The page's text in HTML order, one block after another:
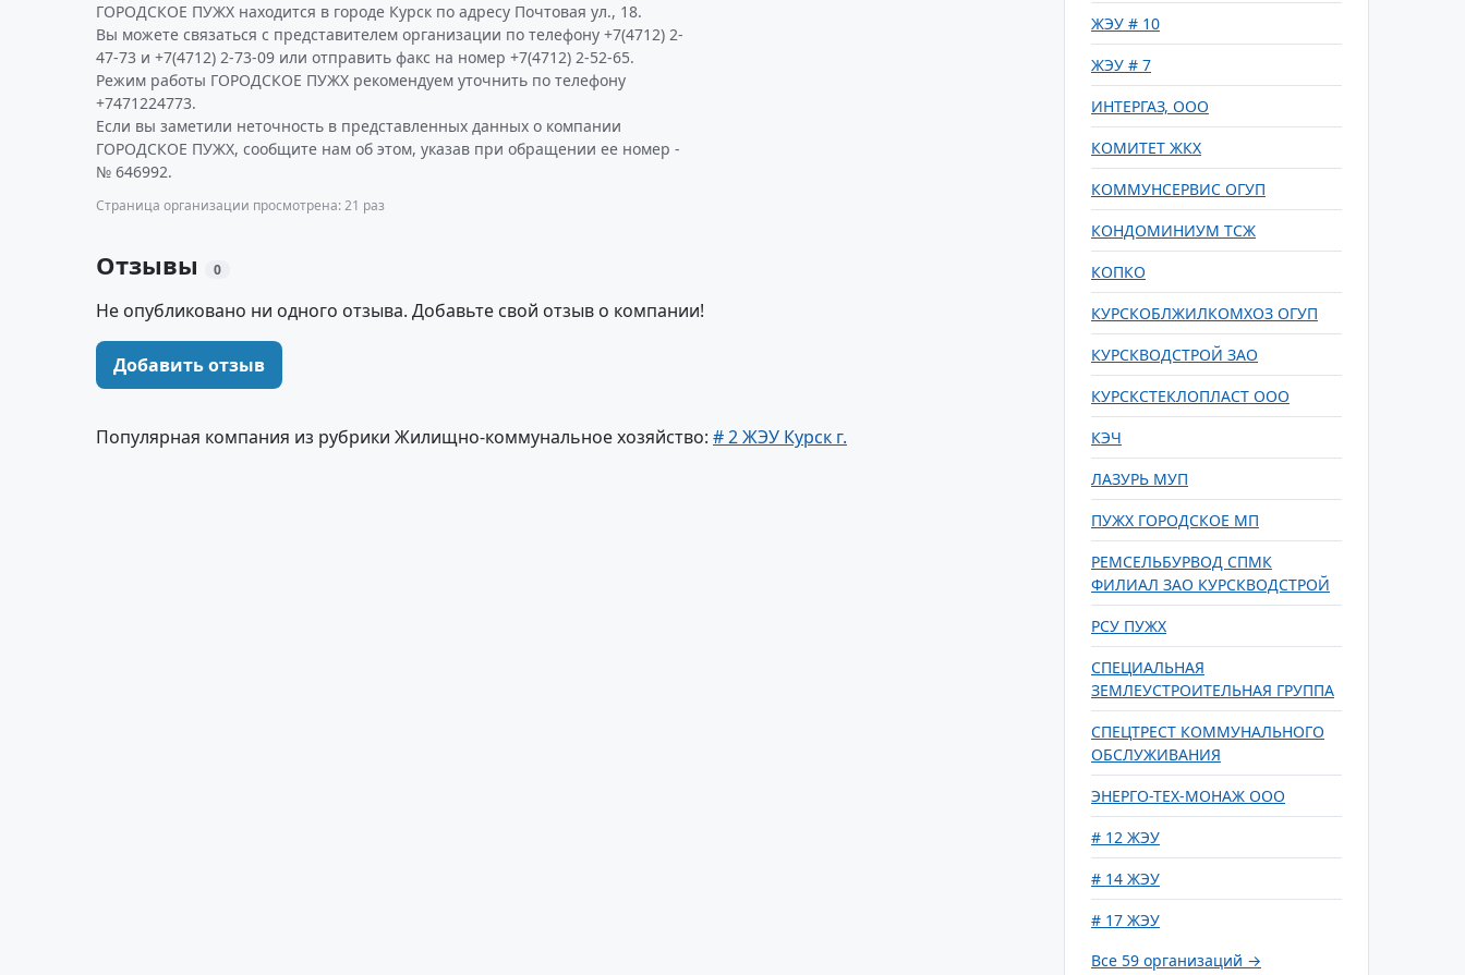
ГОРОДСКОЕ ПУЖХ находится в городе Курск по адресу Почтовая ул., 18.
Вы можете связаться с представителем организации по телефону +7(4712) 2-
47-73 и +7(4712) 2-73-09 или отправить факс на номер +7(4712) 2-52-65.
Режим работы ГОРОДСКОЕ ПУЖХ рекомендуем уточнить по телефону
+7471224773.
Если вы заметили неточность в представленных данных о компании
ГОРОДСКОЕ ПУЖХ, сообщите нам об этом, указав при обращении ее номер -
№ 646992.
Страница организации просмотрена: 21 раз
Отзывы 0
Не опубликовано ни одного отзыва. Добавьте свой отзыв о компании!
Добавить отзыв
Популярная компания из рубрики Жилищно-коммунальное хозяйство: # 2 ЖЭУ Курск г.
ЖЭУ # 10
ЖЭУ # 7
ИНТЕРГАЗ, ООО
КОМИТЕТ ЖКХ
КОММУНСЕРВИС ОГУП
КОНДОМИНИУМ ТСЖ
КОПКО
КУРСКОБЛЖИЛКОМХОЗ ОГУП
КУРСКВОДСТРОЙ ЗАО
КУРСКСТЕКЛОПЛАСТ ООО
КЭЧ
ЛАЗУРЬ МУП
ПУЖХ ГОРОДСКОЕ МП
РЕМСЕЛЬБУРВОД СПМК
ФИЛИАЛ ЗАО КУРСКВОДСТРОЙ
РСУ ПУЖХ
СПЕЦИАЛЬНАЯ
ЗЕМЛЕУСТРОИТЕЛЬНАЯ ГРУППА
СПЕЦТРЕСТ КОММУНАЛЬНОГО
ОБСЛУЖИВАНИЯ
ЭНЕРГО-ТЕХ-МОНАЖ ООО
# 12 ЖЭУ
# 14 ЖЭУ
# 17 ЖЭУ
Все 59 организаций →